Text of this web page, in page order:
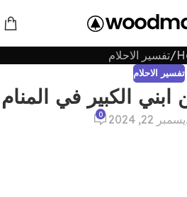
تفسير الاحلام
تفسير الاحلام
الكبير في المنام
0